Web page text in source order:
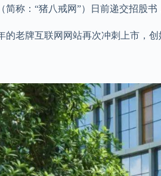
简称：“猪八戒网”）日前递交招股书
的老牌互联网网站再次冲刺上市，